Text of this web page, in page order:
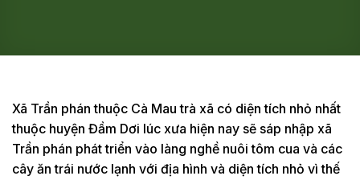
Xã Trần phán thuộc Cà Mau trà xã có diện tích nhỏ nhất
thuộc huyện Đầm Dơi lúc xưa hiện nay sẽ sáp nhập xã
Trần phán phát triển vào làng nghề nuôi tôm cua và các
cây ăn trái nước lạnh với địa hình và diện tích nhỏ vì thế